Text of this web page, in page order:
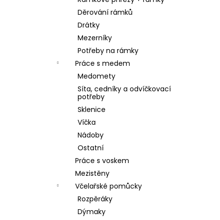
Děrování rámků
Drátky
Mezerníky
Potřeby na rámky
Práce s medem
Medomety
Síta, cedníky a odvíčkovací
potřeby
Sklenice
Víčka
Nádoby
Ostatní
Práce s voskem
Mezistěny
Včelařské pomůcky
Rozpěráky
Dýmaky
SKLENICE SVAZOVÁ VČELA 770ML BEZ